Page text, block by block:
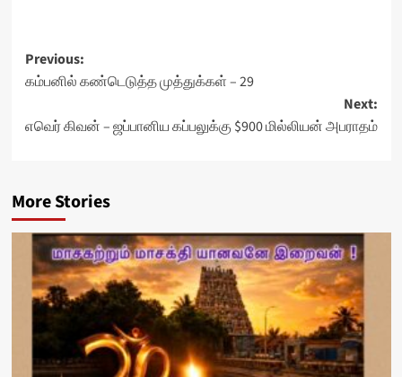
Post
navigation
Previous:
கம்பனில் கண்டெடுத்த முத்துக்கள் – 29
Next:
எவெர் கிவன் – ஜப்பானிய கப்பலுக்கு $900 மில்லியன் அபராதம்
More Stories